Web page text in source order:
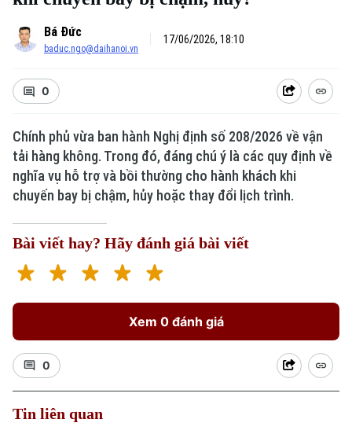
Bá Đức
baduc.ngo@daihanoi.vn
17/06/2026, 18:10
0
Chính phủ vừa ban hành Nghị định số 208/2026 về vận
tải hàng không. Trong đó, đáng chú ý là các quy định về
nghĩa vụ hỗ trợ và bồi thường cho hành khách khi
chuyến bay bị chậm, hủy hoặc thay đổi lịch trình.
Bài viết hay? Hãy đánh giá bài viết
Xem 0 đánh giá
0
Tin liên quan